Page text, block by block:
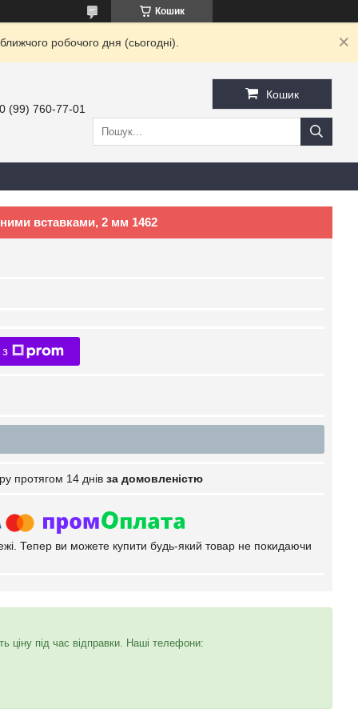
Кошик
робочого дня (сьогодні).
(99) 760-77-01
Кошик
вставками, 2 мм 1462
протягом 14 днів за домовленістю
Тепер ви можете купити будь-який товар не покидаючи
під час відправки. Наші телефони: